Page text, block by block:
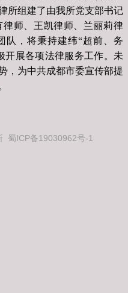
所组建了由我所党支部书记
师、王凯律师、兰丽莉律
队，将秉持建纬“超前、务
开展各项法律服务工作。未
，为中共成都市委宣传部提
蜀ICP备19030962号-1